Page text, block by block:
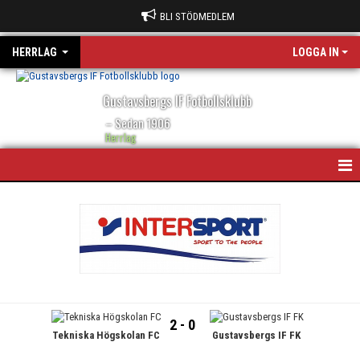
BLI STÖDMEDLEM
HERRLAG LOGGA IN
Gustavsbergs IF Fotbollsklubb
– Sedan 1906
Herrlag
Tekniska Högskolan FC
2 - 0
Gustavsbergs IF FK